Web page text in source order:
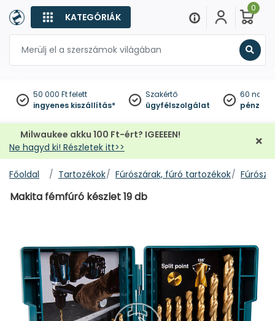
KATEGÓRIÁK
0
50 000 Ft felett
ingyenes kiszállítás*
Szakértő
ügyfélszolgálat
60
Milwaukee akku 100 Ft-ért? IGEEEEN!
Ne hagyd ki! Részletek itt>>
Főoldal Tartozékok Fúrószárak, fúró tartozékok
Makita fémfúró készlet 19 db